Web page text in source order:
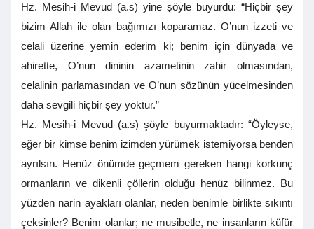
Hz. Mesih-i Mevud (a.s) yine şöyle buyurdu: “Hiçbir şey
bizim Allah ile olan bağımızı koparamaz. O’nun izzeti ve
celali üzerine yemin ederim ki; benim için dünyada ve
ahirette, O’nun dininin azametinin zahir olmasından,
celalinin parlamasından ve O’nun sözünün yücelmesinden
daha sevgili hiçbir şey yoktur.”
Hz. Mesih-i Mevud (a.s) şöyle buyurmaktadır: “Öyleyse,
eğer bir kimse benim izimden yürümek istemiyorsa benden
ayrılsın. Henüz önümde geçmem gereken hangi korkunç
ormanların ve dikenli çöllerin olduğu henüz bilinmez. Bu
yüzden narin ayakları olanlar, neden benimle birlikte sıkıntı
çeksinler? Benim olanlar; ne musibetle, ne insanların küfür